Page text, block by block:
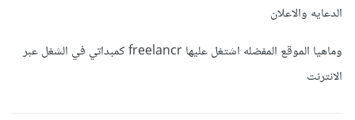
الدعايه والاعلان
وماهيا الموقع المفضله اشتغل عليها freelancr كمبداتي في الشغل عبر
الانترنت